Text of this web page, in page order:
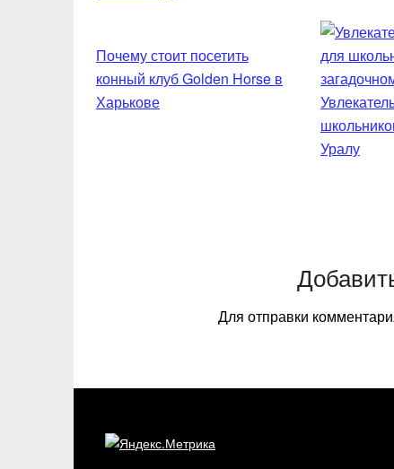
Почему стоит посетить
конный клуб Golden Horse в
Харькове
Уралу
Для отправки